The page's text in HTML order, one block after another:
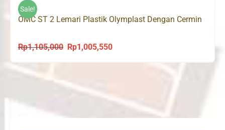
Sale!
OMC ST 2 Lemari Plastik Olymplast Dengan Cermin
Rp1,105,000
Original
Rp1,105,000.
Rp1,005,550Current